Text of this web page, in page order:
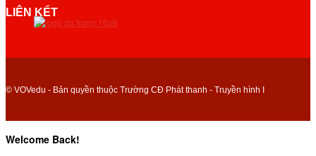
LIÊN KẾT
© VOVedu - Bản quyền thuộc Trường CĐ Phát thanh - Truyền hình I
Welcome Back!